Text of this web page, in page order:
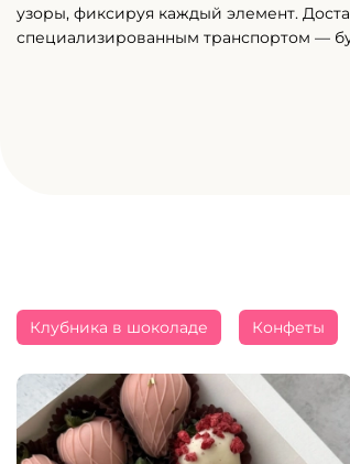
узоры, фиксируя каждый элемент.
специализированным транспортом —
Клубника в шоколаде Конфеты